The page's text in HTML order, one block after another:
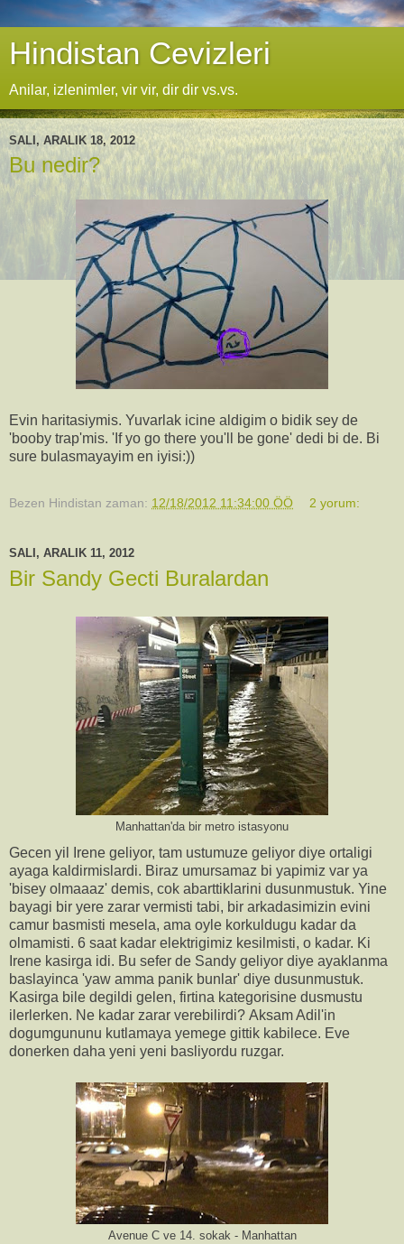
Hindistan Cevizleri
Anilar, izlenimler, vir vir, dir dir vs.vs.
SALI, ARALIK 18, 2012
Bu nedir?
Evin haritasiymis. Yuvarlak icine aldigim o bidik sey de
'booby trap'mis. 'If yo go there you'll be gone' dedi bi de. Bi
sure bulasmayayim en iyisi:))
Bezen Hindistan zaman: 12/18/2012 11:34:00 ÖÖ 2 yorum:
SALI, ARALIK 11, 2012
Bir Sandy Gecti Buralardan
Manhattan'da bir metro istasyonu
Gecen yil Irene geliyor, tam ustumuze geliyor diye ortaligi
ayaga kaldirmislardi. Biraz umursamaz bi yapimiz var ya
'bisey olmaaaz' demis, cok abarttiklarini dusunmustuk. Yine
bayagi bir yere zarar vermisti tabi, bir arkadasimizin evini
camur basmisti mesela, ama oyle korkuldugu kadar da
olmamisti. 6 saat kadar elektrigimiz kesilmisti, o kadar. Ki
Irene kasirga idi. Bu sefer de Sandy geliyor diye ayaklanma
baslayinca 'yaw amma panik bunlar' diye dusunmustuk.
Kasirga bile degildi gelen, firtina kategorisine dusmustu
ilerlerken. Ne kadar zarar verebilirdi? Aksam Adil'in
dogumgununu kutlamaya yemege gittik kabilece. Eve
donerken daha yeni yeni basliyordu ruzgar.
Avenue C ve 14. sokak - Manhattan